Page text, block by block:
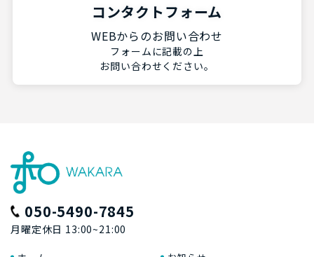
コンタクトフォーム
WEBからのお問い合わせ
フォームに記載の上
お問い合わせください。
050-5490-7845
月曜定休日 13:00~21:00